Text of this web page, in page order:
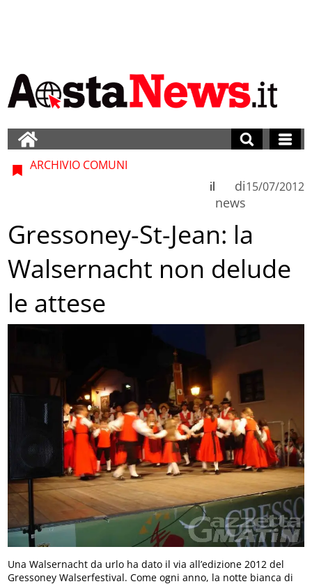
ARCHIVIO COMUNI
di
news
il 15/07/2012
Gressoney-St-Jean: la
Walsernacht non delude
le attese
Una Walsernacht da urlo ha dato il via all’edizione 2012 del
Gressoney Walserfestival. Come ogni anno, la notte bianca di